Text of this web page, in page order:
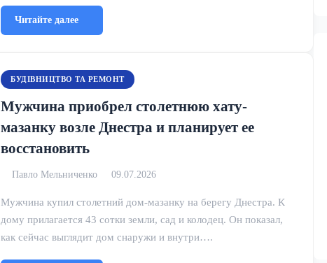
Читайте далее
БУДІВНИЦТВО ТА РЕМОНТ
Мужчина приобрел столетнюю хату-
мазанку возле Днестра и планирует ее
восстановить
Павло Мельниченко 09.07.2026
Мужчина купил столетний дом-мазанку на берегу Днестра. К
дому прилагается 43 сотки земли, сад и колодец. Он показал,
как сейчас выглядит дом снаружи и внутри….